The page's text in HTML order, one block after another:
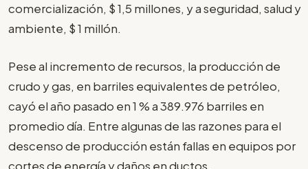
comercialización, $ 1,5 millones, y a seguridad, salud y
ambiente, $ 1 millón.
Pese al incremento de recursos, la producción de
crudo y gas, en barriles equivalentes de petróleo,
cayó el año pasado en 1 % a 389.976 barriles en
promedio día. Entre algunas de las razones para el
descenso de producción están fallas en equipos por
cortes de energía y daños en ductos.